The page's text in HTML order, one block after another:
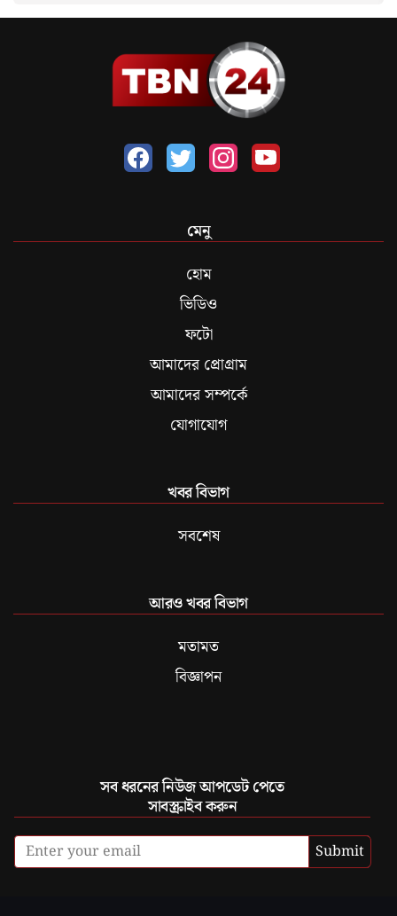
মেনু
হোম
ভিডিও
ফটো
আমাদের প্রোগ্রাম
আমাদের সম্পর্কে
যোগাযোগ
খবর বিভাগ
সবশেষ
আরও খবর বিভাগ
মতামত
বিজ্ঞাপন
সব ধরনের নিউজ আপডেট পেতে
সাবস্ক্রাইব করুন
Submit